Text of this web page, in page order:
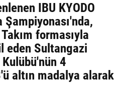
IBU KYODO
Şampiyonası'nda,
formasıyla
eden Sultangazi
4
altın madalya alarak